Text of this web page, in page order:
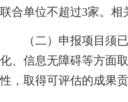
联合单位不超过3家。
（二）申报项目须已
化、信息无障碍等方面
性，取得可评估的成果